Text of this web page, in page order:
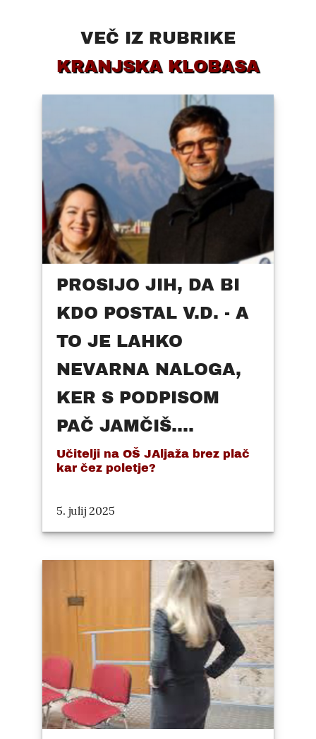
VEČ IZ RUBRIKE
KRANJSKA KLOBASA
PROSIJO JIH, DA BI
KDO POSTAL V.D. - A
TO JE LAHKO
NEVARNA NALOGA,
KER S PODPISOM
PAČ JAMČIŠ....
Učitelji na OŠ JAljaža brez plač
kar čez poletje?
5. julij 2025